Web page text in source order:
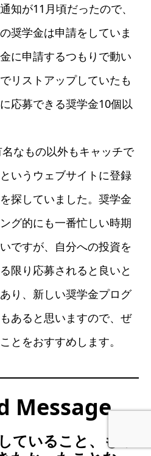
知が11月頃だったので、
奨学金は申請をしていま
に申請するつもりで動い
リストアップしていたも
応募できる奨学金10個以
なもの以外もキャッチで
いうウェブサイトに登録
探していました。奨学金
グ的にも一番忙しい時期
ですが、自分への投資を
限り応募されると良いと
り、新しい奨学金プログ
あると思いますので、ぜ
とをおすすめします。
Message
ていること、もっ